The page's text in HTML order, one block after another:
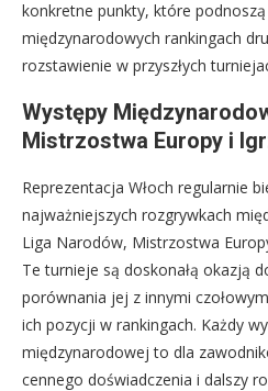
konkretne punkty, które
międzynarodowych rankingach
rozstawienie w przyszłych
Występy
Mistrzostwa Europy i
Reprezentacja Włoch regularnie
najważniejszych rozgrywkach
Liga Narodów, Mistrzostwa
Te turnieje są doskonałą okazją
porównania jej z innymi
ich pozycji w rankingach. Każdy
międzynarodowej to dla
cennego doświadczenia i dalszy